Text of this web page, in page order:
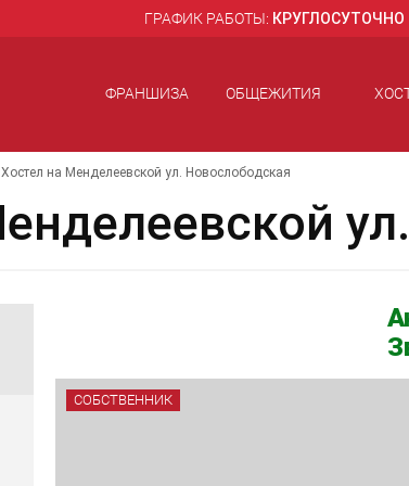
ГРАФИК РАБОТЫ: КРУГЛОСУТОЧНО
ФРАНШИЗА ОБЩЕЖИТИЯ
Хостел на Менделеевской ул. Новослободская
СОБСТВЕННИК